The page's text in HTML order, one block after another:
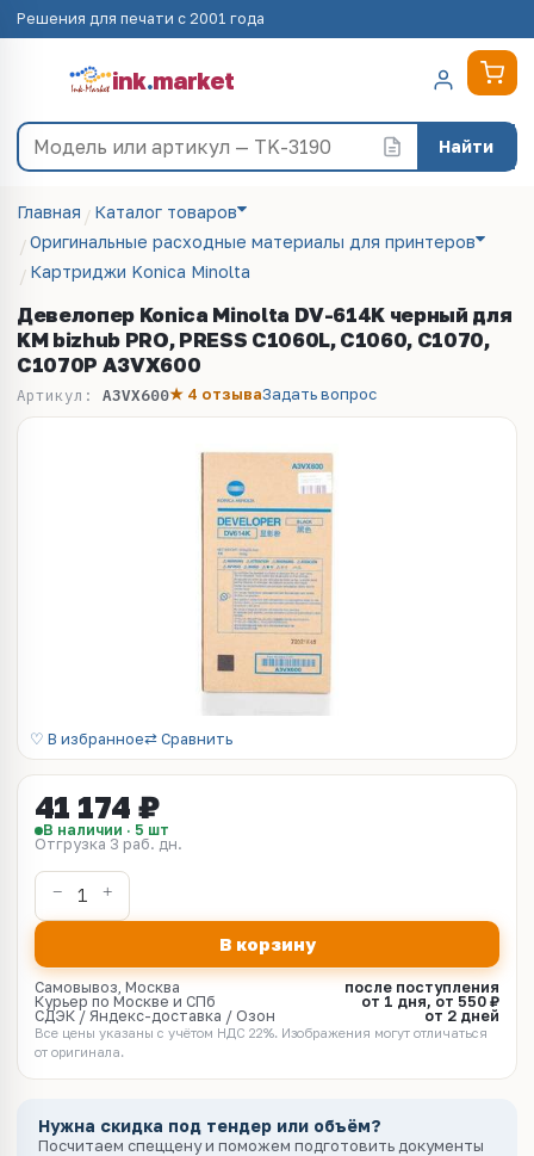
Решения для печати с 2001 года
ink.market
Найти
Главная
Каталог товаров
Оригинальные расходные материалы для принтеров
Картриджи Konica Minolta
Девелопер Koniсa Minolta DV-614K черный для
KM bizhub PRO, PRESS C1060L, C1060, C1070,
C1070P A3VX600
Артикул: A3VX600★ 4 отзываЗадать вопрос
♡ В избранное⇄ Сравнить
41 174 ₽
В наличии · 5 шт
Отгрузка 3 раб. дн.
В корзину
Самовывоз, Москва
после поступления
Курьер по Москве и СПб
от 1 дня, от 550 ₽
СДЭК / Яндекс-доставка / Озон
от 2 дней
Все цены указаны с учётом НДС 22%. Изображения могут отличаться
от оригинала.
Нужна скидка под тендер или объём?
Посчитаем спеццену и поможем подготовить документы